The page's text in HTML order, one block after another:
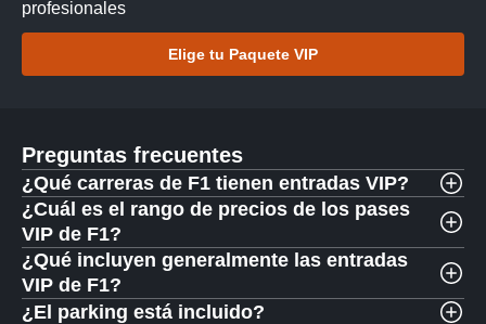
profesionales
Elige tu Paquete VIP
Preguntas frecuentes
¿Qué carreras de F1 tienen entradas VIP?
¿Cuál es el rango de precios de los pases
VIP de F1?
¿Qué incluyen generalmente las entradas
VIP de F1?
¿El parking está incluido?